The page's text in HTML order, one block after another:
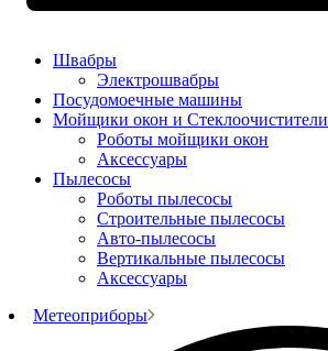
Швабры
Электрошвабры
Посудомоечные машины
Мойщики окон и Стеклоочистители
Роботы мойщики окон
Аксессуары
Пылесосы
Роботы пылесосы
Строительные пылесосы
Авто-пылесосы
Вертикальные пылесосы
Аксессуары
Метеоприборы